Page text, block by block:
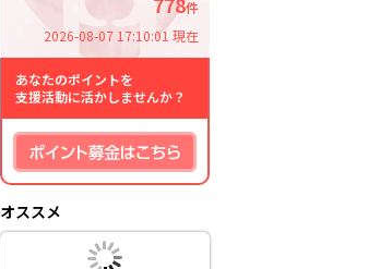
件
2026-08-07 17:10:01 現在
あなたのポイントを
支援活動に活かしませんか？
オススメ